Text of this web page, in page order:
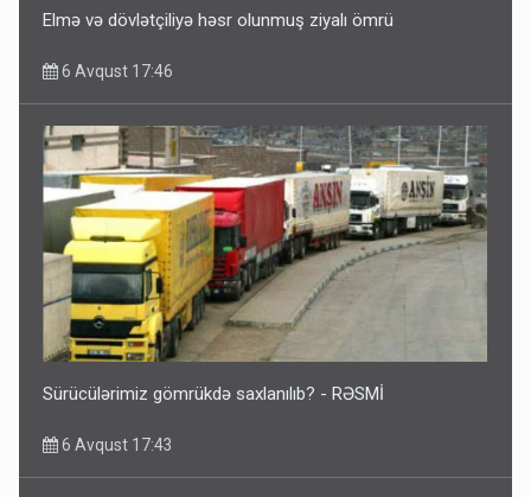
Elmə və dövlətçiliyə həsr olunmuş ziyalı ömrü
6 Avqust 17:46
Sürücülərimiz gömrükdə saxlanılıb? - RƏSMİ
6 Avqust 17:43